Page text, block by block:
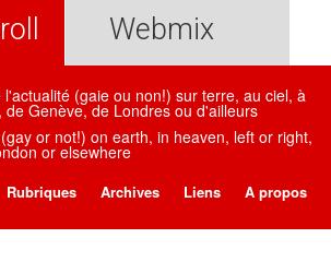
Webmix
(gaie ou non!) sur terre, au ciel, à
de Genève, de Londres ou d'ailleurs
or not!) on earth, in heaven, left or right,
or elsewhere
Rubriques Archives Liens A propos